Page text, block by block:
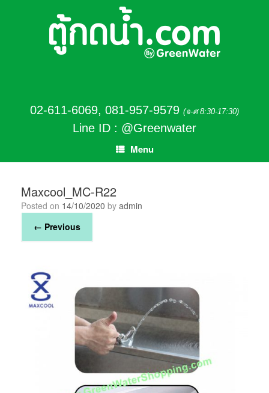
02-611-6069, 081-957-9579 (จ-ศ 8:30-17:30)
Line ID : @Greenwater
Menu
Maxcool_MC-R22
Posted on 14/10/2020 by admin
← Previous